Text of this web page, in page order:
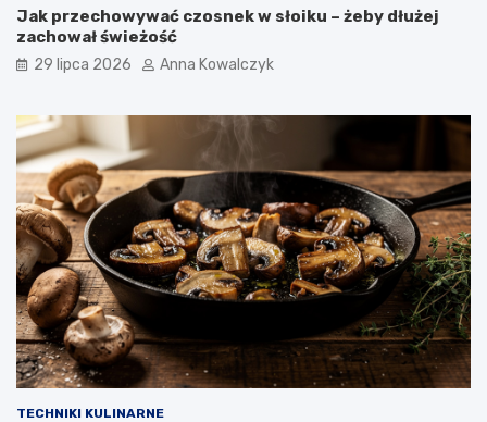
Jak przechowywać czosnek w słoiku – żeby dłużej
zachował świeżość
29 lipca 2026 Anna Kowalczyk
TECHNIKI KULINARNE